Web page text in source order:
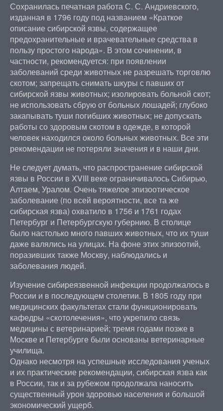
Сохранилась печатная работа С. С. Андриевского,
изданная в 1796 году под названием «Краткое
описание сибирской язвы, содержащее
предохранительные и врачевательные средства в
пользу простого народа». В этом сочинении, в
частности, рекомендуется: при появлении
заболеваний среди животных не разрешать торговлю
скотом; запрещать снимать шкуры с павших от
сибирской язвы животных; изолировать больной скот;
не использовать сбрую от больных лошадей; глубоко
закапывать туши погибших животных; не допускать
работы со здоровым скотом в одежде, в которой
человек находился около больных животных. Все эти
рекомендации не потеряли значения и в наши дни.
Не следует думать, что распространение сибирской
язвы в России в XVIII веке ограничивалось Сибирью,
Алтаем, Уралом. Очень тяжелое эпизоотическое
заболевание (по всей вероятности, все та же
сибирская язва) охватило в 1756 и 1761 годах
Петербург и Петербургскую губернию. В столице
было настолько много павших животных, что их туши
даже валялись на улицах. На фоне этих эпизоотий,
поразивших также Москву, наблюдались и
заболевания людей.
Изучение сибиреязвенной инфекции продолжалось в
России и в последующем столетии. В 1805 году при
медицинских факультетах стали функционировать
кафедры «скотолечения», что укрепило связь
медицины с ветеринарией; тремя годами позже в
Москве и Петербурге были основаны ветеринарные
училища.
Однако несмотря на успешные исследования ученых
и их практические рекомендации, сибирская язва как
в России, так и за рубежом продолжала наносить
существенный урон здоровью населения и большой
экономический ущерб.